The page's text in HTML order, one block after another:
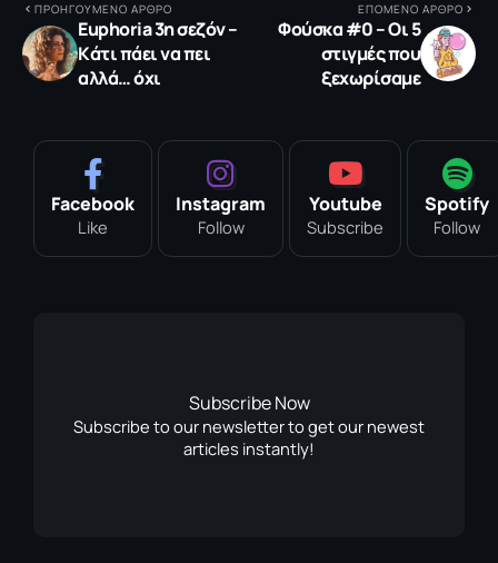
ΠΡΟΗΓΟΥΜΕΝΟ ΑΡΘΡΟ
Euphoria 3η σεζόν –
Kάτι πάει να πει
αλλά… όχι
ΕΠΟΜΕΝΟ ΑΡΘΡΟ
Φούσκα #0 – Οι 5
στιγμές που
ξεχωρίσαμε
Facebook
Like
Instagram
Follow
Youtube
Subscribe
Spotify
Follow
Subscribe Now
Subscribe to our newsletter to get our newest
articles instantly!